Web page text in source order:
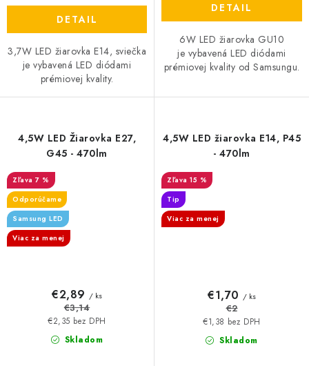
DETAIL
3,7W LED žiarovka E14, sviečka
je vybavená LED diódami
prémiovej kvality.
DETAIL
6W LED žiarovka GU10
je vybavená LED diódami
prémiovej kvality od Samsungu.
4,5W LED Žiarovka E27,
G45 - 470lm
7 %
Odporúčame
Samsung LED
Viac za menej
Skladom
€2,35 bez DPH
€2,89 / ks
€3,14
4,5W LED žiarovka E14, P45
- 470lm
15 %
Tip
Viac za menej
Skladom
€1,38 bez DPH
€1,70 / ks
€2